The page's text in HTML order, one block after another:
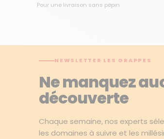
Pour une livraison sans pépin
NEWSLETTER LES GRAPPES
Ne manquez
découverte
Chaque semaine, nos experts
les domaines à suivre et les